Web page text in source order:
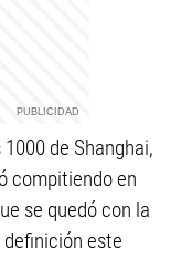
de Shanghai,
compitiendo en
se quedó con la
este